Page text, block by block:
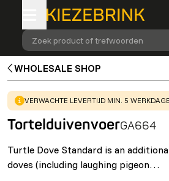
Zoek product of trefwoorden
WHOLESALE SHOP
WARNING:
VERWACHTE LEVERTIJD MIN. 5
TortelduivenvoerGA664
Turtle Dove Standard is an
doves (including laughing pigeon…